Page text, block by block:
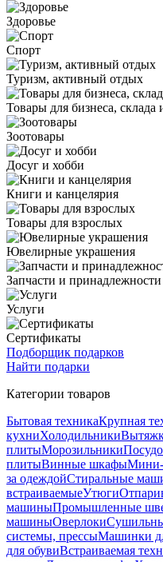
Здоровье
Спорт
Туризм, активный отдых
Товары для бизнеса, склада
Зоотовары
Досуг и хобби
Книги и канцелярия
Товары для взрослых
Ювелирные украшения
Запчасти и принадлежности
Услуги
Сертификаты
Подборщик подарков
Найти подарки
Категории товаров
Бытовая техникаКрупная
кухниХолодильники
плитыМорозильники
плитыВинные шкафыМини-
за одеждойСтиральные
встраиваемыеУтюги
машиныПромышленные
машиныОверлоки
системы, прессыМашинки
для обувиВстраиваемая